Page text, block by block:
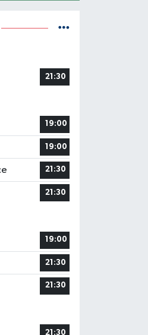
21:30
19:00
19:00
21:30
21:30
19:00
21:30
21:30
21:30